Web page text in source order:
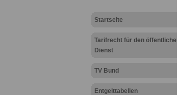
Startseite
Tarifrecht für den öffentlichen
Dienst
TV Bund
Entgelttabellen